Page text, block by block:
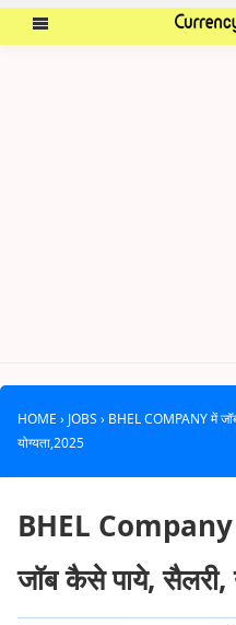
HOME › JOBS › BHEL COMPANY में
योग्यता,2025
BHEL Company
जॉब कैसे पाये, सैलरी,